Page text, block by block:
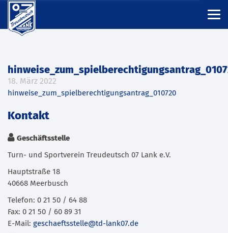
18. März 2022
hinweise_zum_spielberechtigungsantrag_010720
Kontakt
Geschäftsstelle
Turn- und Sportverein Treudeutsch 07 Lank e.V.
Hauptstraße 18
40668 Meerbusch
Telefon: 0 21 50 / 64 88
Fax: 0 21 50 / 60 89 31
E-Mail: geschaeftsstelle@td-lank07.de